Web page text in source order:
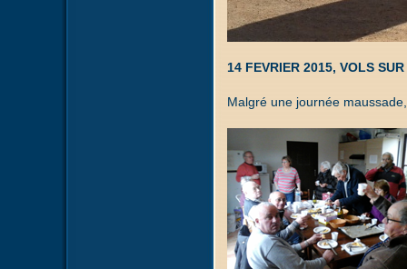
14 FEVRIER 2015, VOLS
Malgré une journée